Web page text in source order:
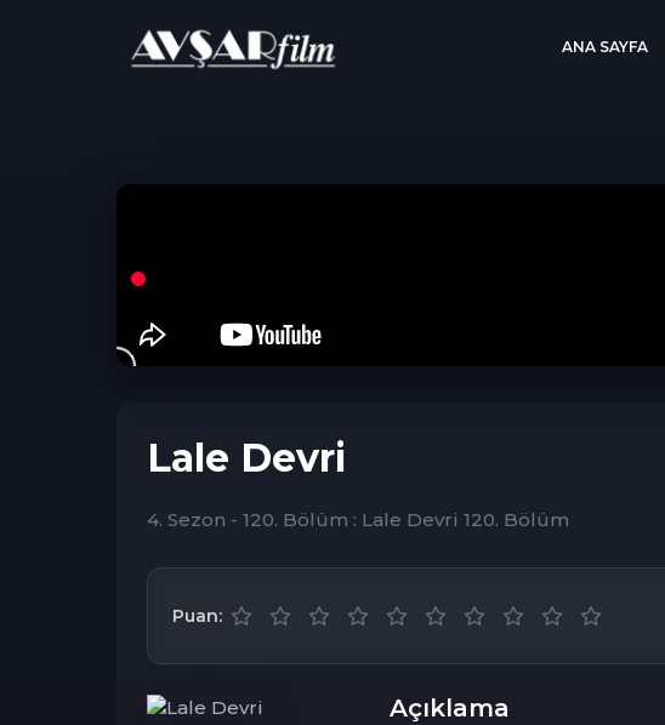
ANA SAYFA
ANA SAYFA Dram
Lale Devri
4. Sezon - 120. Bölüm : Lale Devri 120. Bölüm
Puan:
Açıklama